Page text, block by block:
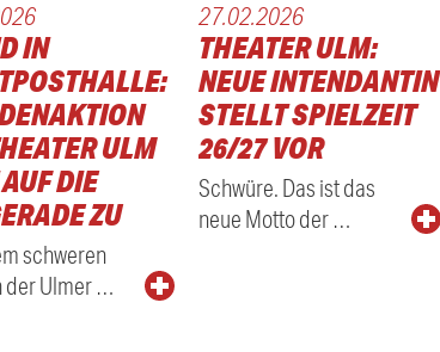
IN
ULM
DIE
ZU
schweren
der Ulmer …
27.02.2026
THEATER ULM:
NEUE INTENDANTIN
STELLT SPIELZEIT
26/27 VOR
Schwüre. Das ist das
neue Motto der …